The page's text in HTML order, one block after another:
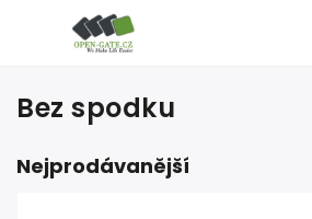
Bez spodku
Nejprodávanější